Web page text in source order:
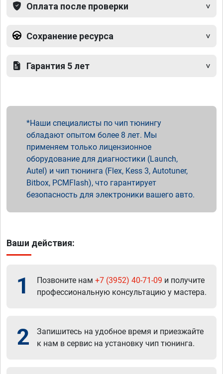
Оплата после проверки
Сохранение ресурса
Гарантия 5 лет
Наши специалисты по чип тюнингу
обладают опытом более 8 лет. Мы
применяем только лицензионное
оборудование для диагностики (Launch,
Autel) и чип тюнинга (Flex, Kess 3, Autotuner,
Bitbox, PCMFlash), что гарантирует
безопасность для электроники вашего авто.
Ваши действия:
1 Позвоните нам +7 (3952) 40-71-09 и получите
профессиональную консультацию у мастера.
2
Запишитесь на удобное время и приезжайте
к нам в сервис на установку чип тюнинга.